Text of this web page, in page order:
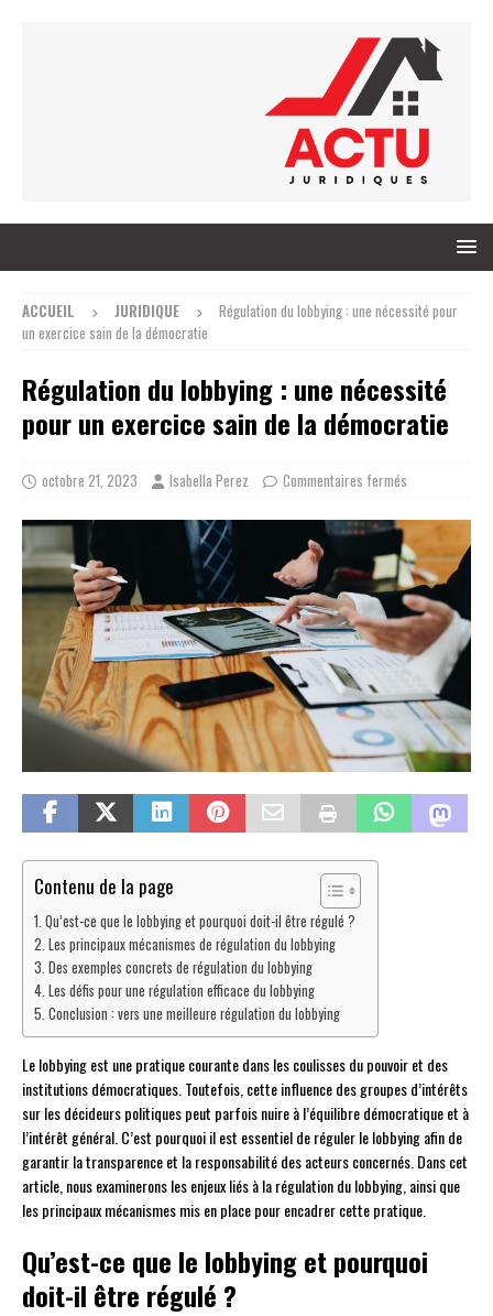
ACCUEIL JURIDIQUE
Régulation du lobbying : une nécessité pour
un exercice sain de la démocratie
Régulation du lobbying : une nécessité
pour un exercice sain de la démocratie
octobre 21, 2023 Isabella Perez Commentaires fermés
Contenu de la page
Qu’est-ce que le lobbying et pourquoi doit-il être régulé ?
Les principaux mécanismes de régulation du lobbying
Des exemples concrets de régulation du lobbying
Les défis pour une régulation efficace du lobbying
Conclusion : vers une meilleure régulation du lobbying
Le lobbying est une pratique courante dans les coulisses du pouvoir et des
institutions démocratiques. Toutefois, cette influence des groupes d’intérêts
sur les décideurs politiques peut parfois nuire à l’équilibre démocratique et à
l’intérêt général. C’est pourquoi il est essentiel de réguler le lobbying afin de
garantir la transparence et la responsabilité des acteurs concernés. Dans cet
article, nous examinerons les enjeux liés à la régulation du lobbying, ainsi que
les principaux mécanismes mis en place pour encadrer cette pratique.
Qu’est-ce que le lobbying et pourquoi
doit-il être régulé ?